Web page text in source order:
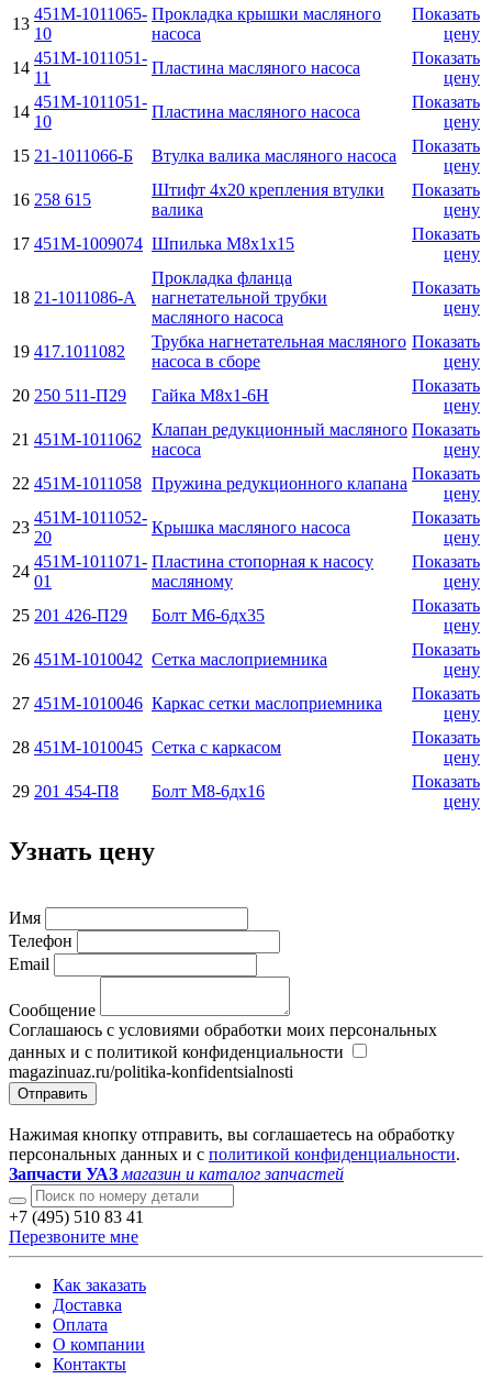
13
451М-1011065-
10
Прокладка крышки масляного
насоса
Показать
цену
14
451М-1011051-
11
Пластина масляного насоса
Показать
цену
14
451М-1011051-
10
Пластина масляного насоса
Показать
цену
15 21-1011066-Б Втулка валика масляного насоса
Показать
цену
16 258 615
Штифт 4х20 крепления втулки
валика
Показать
цену
17 451М-1009074 Шпилька М8х1х15
Показать
цену
18 21-1011086-А
Прокладка фланца
нагнетательной трубки
масляного насоса
Показать
цену
19 417.1011082
Трубка нагнетательная масляного
насоса в сборе
Показать
цену
20 250 511-П29 Гайка М8х1-6Н
Показать
цену
21 451М-1011062
Клапан редукционный масляного
насоса
Показать
цену
22 451М-1011058 Пружина редукционного клапана
Показать
цену
23
451М-1011052-
20
Крышка масляного насоса
Показать
цену
24
451М-1011071-
01
Пластина стопорная к насосу
масляному
Показать
цену
25 201 426-П29 Болт М6-6дх35
Показать
цену
26 451М-1010042 Сетка маслоприемника
Показать
цену
27 451М-1010046 Каркас сетки маслоприемника
Показать
цену
28 451М-1010045 Сетка с каркасом
Показать
цену
29 201 454-П8 Болт М8-6дх16
Показать
цену
Узнать цену
Имя
Телефон
Email
Сообщение
Соглашаюсь с условиями обработки моих персональных
данных и с политикой конфиденциальности
magazinuaz.ru/politika-konfidentsialnosti
Отправить
Нажимая кнопку отправить, вы соглашаетесь на обработку
персональных данных и с политикой конфиденциальности.
Запчасти УАЗ магазин и каталог запчастей
+7 (495) 510 83 41
Перезвоните мне
Как заказать
Доставка
Оплата
О компании
Контакты